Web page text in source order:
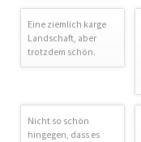
Eine ziemlich karge
Landschaft, aber
trotzdem schön.
Nicht so schön
hingegen, dass es